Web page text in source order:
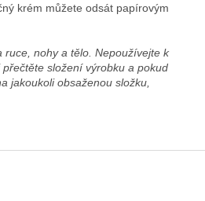
krém můžete odsát papírovým
ruce, nohy a tělo. Nepoužívejte k
složení výrobku a pokud
jakoukoli obsaženou složku,